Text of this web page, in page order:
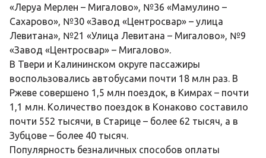
«Леруа Мерлен – Мигалово», №36 «Мамулино –
Сахарово», №30 «Завод «Центросвар» – улица
Левитана», №21 «Улица Левитана – Мигалово», №9
«Завод «Центросвар» – Мигалово».
В Твери и Калининском округе пассажиры
воспользовались автобусами почти 18 млн раз. В
Ржеве совершено 1,5 млн поездок, в Кимрах – почти
1,1 млн. Количество поездок в Конаково составило
почти 552 тысячи, в Старице – более 62 тысяч, а в
Зубцове – более 40 тысяч.
Популярность безналичных способов оплаты